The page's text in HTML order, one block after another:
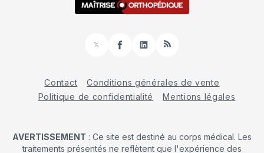
𝕏
FacebookLinkedInRSS
Contact
Conditions générales de vente
Politique de confidentialité
Mentions légales
AVERTISSEMENT : Ce site est destiné au corps médical. Les
traitements présentés ne reflètent que l'expérience des